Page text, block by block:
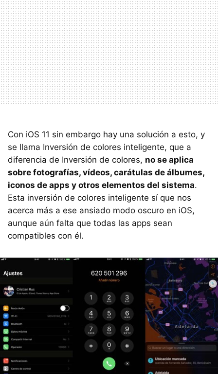
Con iOS 11 sin embargo hay una solución a esto, y
se llama Inversión de colores inteligente, que a
diferencia de Inversión de colores, no se aplica
sobre fotografías, vídeos, carátulas de álbumes,
iconos de apps y otros elementos del sistema.
Esta inversión de colores inteligente sí que nos
acerca más a ese ansiado modo oscuro en iOS,
aunque aún falta que todas las apps sean
compatibles con él.